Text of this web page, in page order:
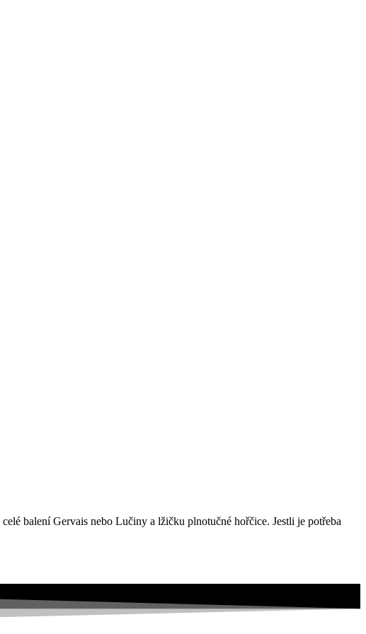
balení Gervais nebo Lučiny a lžičku plnotučné hořčice. Jestli je potřeba